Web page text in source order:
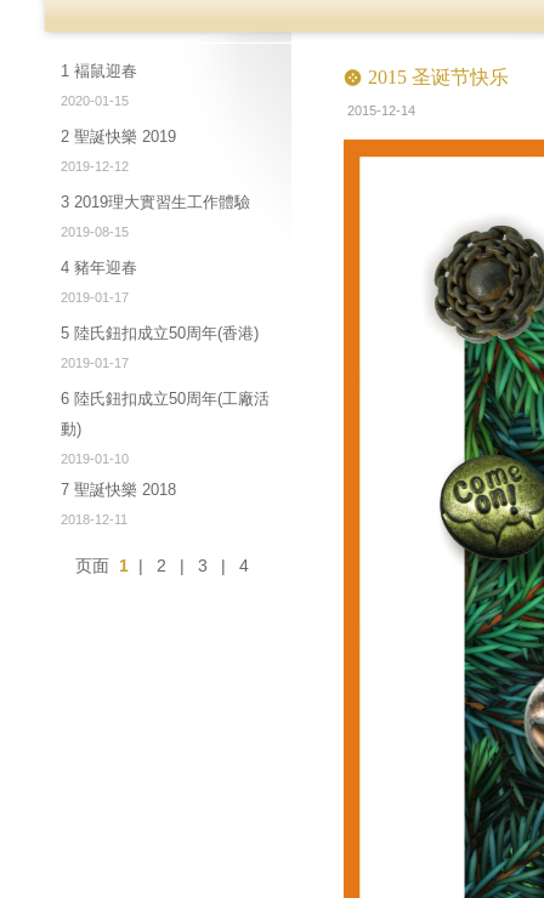
1 褔鼠迎春
2020-01-15
2 聖誕快樂 2019
2019-12-12
3 2019理大實習生工作體驗
2019-08-15
4 豬年迎春
2019-01-17
5 陸氏鈕扣成立50周年(香港)
2019-01-17
6 陸氏鈕扣成立50周年(工廠活
動)
2019-01-10
7 聖誕快樂 2018
2018-12-11
页面 1 | 2 | 3 | 4
2015 圣诞节快乐
2015-12-14